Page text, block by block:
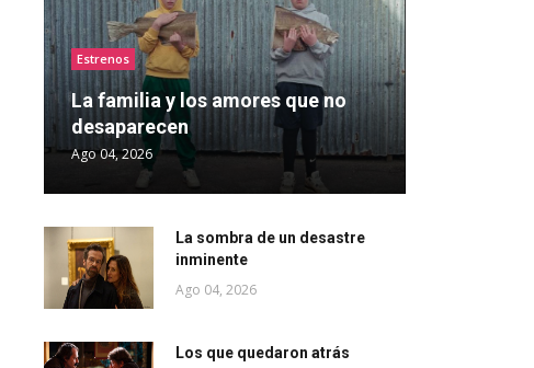
Estrenos
La familia y los amores que no
desaparecen
Ago 04, 2026
La sombra de un desastre
inminente
Ago 04, 2026
Los que quedaron atrás